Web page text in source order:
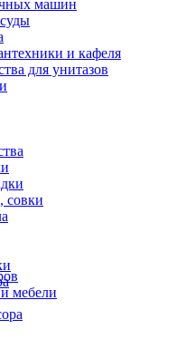
машин
и кафеля
для унитазов
совки
мебели